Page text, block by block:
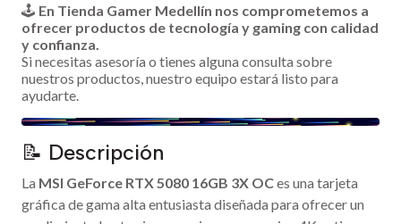
🕹️ En Tienda Gamer Medellín nos comprometemos a
ofrecer productos de tecnología y gaming con calidad
y confianza.
Si necesitas asesoría o tienes alguna consulta sobre
nuestros productos, nuestro equipo estará listo para
ayudarte.
📝 Descripción
La MSI GeForce RTX 5080 16GB 3X OCes una tarjeta
gráfica de gama alta entusiasta diseñada para ofrecer un